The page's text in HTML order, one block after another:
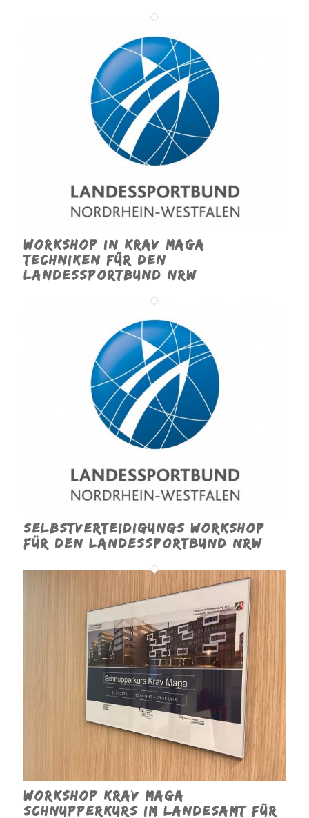
Workshop in Krav Maga
Techniken für den
Landessportbund NRW
Selbstverteidigungs Workshop
für den Landessportbund NRW
Workshop Krav Maga
Schnupperkurs im Landesamt für